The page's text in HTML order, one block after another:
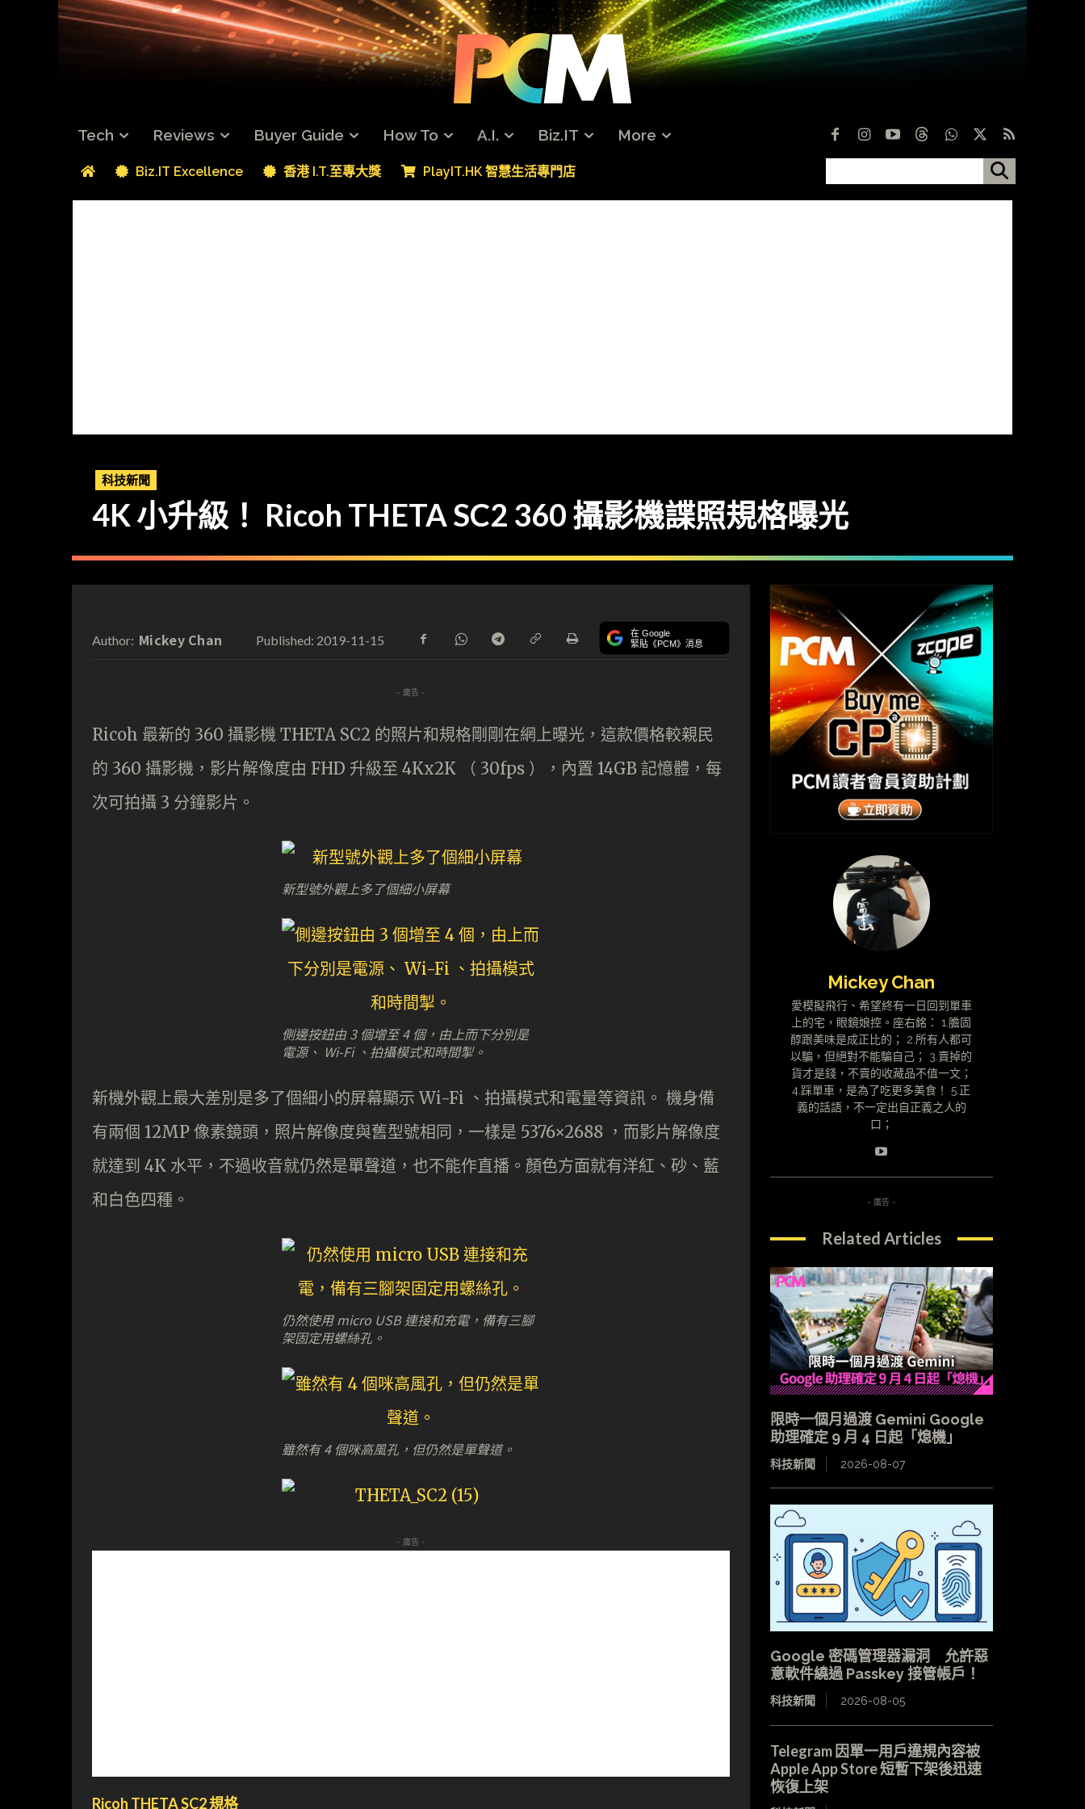
Tech Reviews Buyer Guide How To A.I. Biz.IT More
Biz.IT Excellence 香港 I.T.至專大獎 PlayIT.HK 智慧生活專門店
科技新聞
4K 小升級！ Ricoh THETA SC2 360 攝影機諜照規格曝光
Author: Mickey Chan Published: 2019-11-15 在 Google
緊貼《PCM》消息
- 廣告 -
Ricoh 最新的 360 攝影機 THETA SC2 的照片和規格剛剛在網上曝光，這款價格較親民
的 360 攝影機，影片解像度由 FHD 升級至 4Kx2K （ 30fps ），內置 14GB 記憶體，每
次可拍攝 3 分鐘影片。
新型號外觀上多了個細小屏幕
側邊按鈕由 3 個增至 4 個，由上而下分別是
電源、 Wi-Fi 、拍攝模式和時間掣。
新機外觀上最大差別是多了個細小的屏幕顯示 Wi-Fi 、拍攝模式和電量等資訊。 機身備
有兩個 12MP 像素鏡頭，照片解像度與舊型號相同，一樣是 5376×2688 ，而影片解像度
就達到 4K 水平，不過收音就仍然是單聲道，也不能作直播。顏色方面就有洋紅、砂、藍
和白色四種。
仍然使用 micro USB 連接和充電，備有三腳
架固定用螺絲孔。
雖然有 4 個咪高風孔，但仍然是單聲道。
- 廣告 -
Ricoh THETA SC2 規格
Mickey Chan
愛模擬飛行、希望終有一日回到單車
上的宅，眼鏡娘控。座右銘： 1.膽固
醇跟美味是成正比的； 2.所有人都可
以騙，但絕對不能騙自己； 3.賣掉的
貨才是錢，不賣的收藏品不值一文；
4.踩單車，是為了吃更多美食！ 5.正
義的話語，不一定出自正義之人的
口；
- 廣告 -
Related Articles
限時一個月過渡 Gemini Google
助理確定 9 月 4 日起「熄機」
科技新聞 2026-08-07
Google 密碼管理器漏洞 允許惡
意軟件繞過 Passkey 接管帳戶！
科技新聞 2026-08-05
Telegram 因單一用戶違規內容被
Apple App Store 短暫下架後迅速
恢復上架